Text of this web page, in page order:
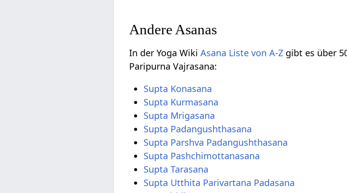
Andere Asanas
In der Yoga WikiAsana Liste von A-Z gibt es über
Paripurna Vajrasana:
Supta Konasana
Supta Kurmasana
Supta Mrigasana
Supta Padangushthasana
Supta Parshva Padangushthasana
Supta Pashchimottanasana
Supta Tarasana
Supta Utthita Parivartana Padasana